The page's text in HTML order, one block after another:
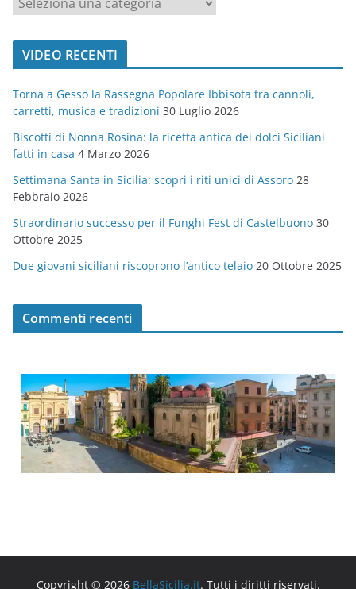
a
t
o
r
i
e
VIDEO RECENTI
Torna a Gesso la Rassegna Popolare Ibbisota tra cannoli,
carretti, musica e tradizioni 30 Luglio 2026
Biscotti di Nonna Rosina: la ricetta antica dei dolci Siciliani
fatti in casa 4 Marzo 2026
Settimana Santa in Sicilia: scopri i riti unici di Assoro 28
Febbraio 2026
Straordinario successo per il Funghi Fest di Castelbuono 30
Ottobre 2025
Due giovani siciliani riscoprono l’antico telaio 20 Ottobre 2025
Commenti recenti
Copyright © 2026 BellaSicilia.it. Tutti i diritti riservati.